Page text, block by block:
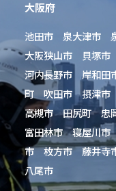
大阪府
池田市 泉大津市
大阪狭山市 貝塚
河内長野市 岸和
町 吹田市 摂津
高槻市 田尻町
富田林市 寝屋川
市 枚方市 藤井
八尾市